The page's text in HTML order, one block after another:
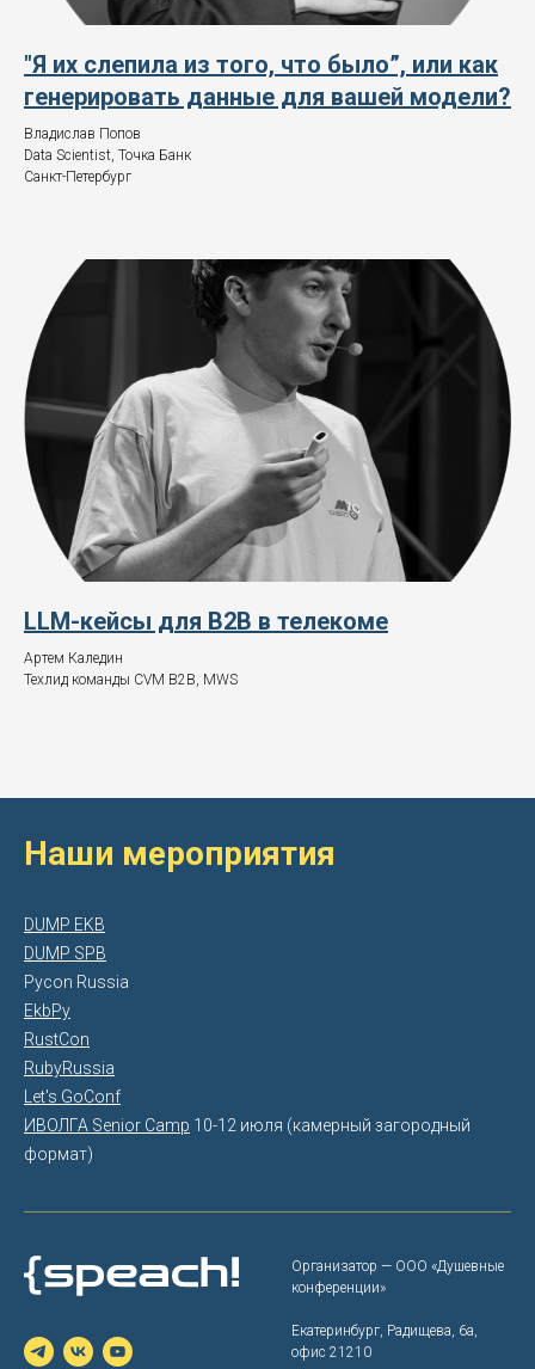
"Я их слепила из того, что было”, или как
генерировать данные для вашей модели?
Владислав Попов
Data Scientist, Точка Банк
Санкт-Петербург
LLM-кейсы для B2B в телекоме
Артем Каледин
Техлид команды CVM B2B, MWS
Наши мероприятия
DUMP EKB
DUMP SPB
Pycon Russia
EkbPy
RustCon
RubyRussia
Let's GoConf
ИВОЛГА Senior Camp 10-12 июля (камерный загородный
формат)
Организатор — ООО «‎Душевные
конференции»
Екатеринбург, Радищева, 6а,
офис 21210